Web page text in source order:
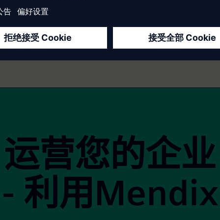
1 2 3 4 5 ... 14 15
运营您的企业
- 利用Mendix